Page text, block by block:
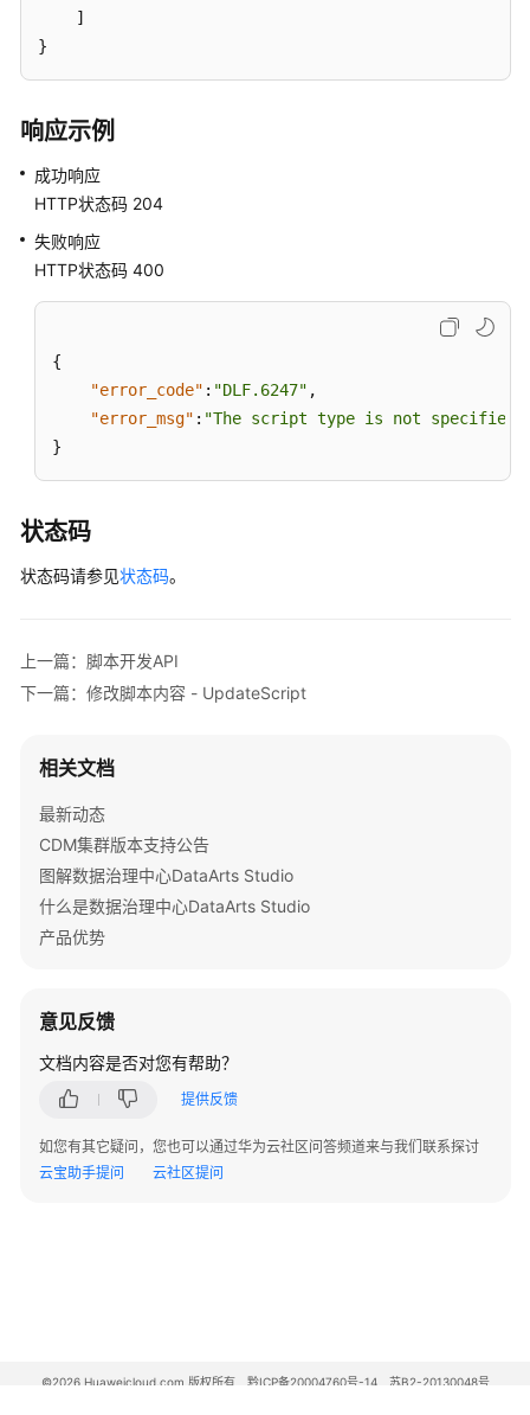
议
（SLA）
白
皮
书
资
源
域
统
权
    ]
}
响应示例
成功响应
HTTP状态码 204
失败响应
HTTP状态码 400
{
"error_code" : "DLF.6247" ,
"error_msg" : "The script type is not
}
状态码
状态码请参见状态码。
上一篇：脚本开发API
下一篇：修改脚本内容 - UpdateScript
相关文档
最新动态
CDM集群版本支持公告
图解数据治理中心DataArts Studio
什么是数据治理中心DataArts Studio
产品优势
意见反馈
文档内容是否对您有帮助？
提供反馈
如您有其它疑问，您也可以通过华为云社区问答频道来与我们联系探讨
云宝助手提问
云社区提问
©2026 Huaweicloud.com 版权所有 黔ICP备20004760号-14
苏B2-20130048号